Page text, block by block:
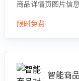
商品详情页图片信
限时免费
智能商